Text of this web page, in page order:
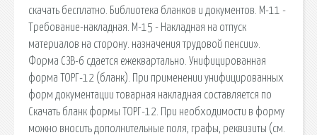
скачать бесплатно. Библиотека бланков и документов. М-11 -
Требование-накладная. М-15 - Накладная на отпуск
материалов на сторону. назначения трудовой пенсии».
Форма СЗВ-6 сдается ежеквартально. Унифицированная
форма ТОРГ-12 (бланк). При применении унифицированных
форм документации товарная накладная составляется по
Скачать бланк формы ТОРГ-12. При необходимости в форму
можно вносить дополнительные поля, графы, реквизиты (см.